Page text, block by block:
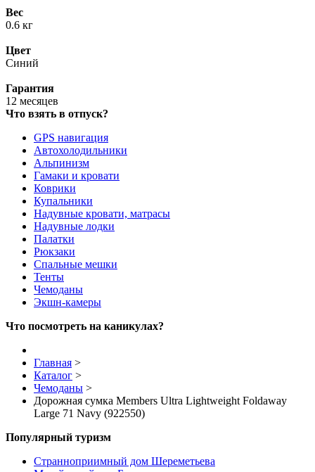
Вес
0.6 кг
Цвет
Синий
Гарантия
12 месяцев
Что взять в отпуск?
GPS навигация
Автохолодильники
Альпинизм
Гамаки и кровати
Коврики
Купальники
Надувные кровати, матрасы
Надувные лодки
Палатки
Рюкзаки
Спальные мешки
Тенты
Чемоданы
Экшн-камеры
Что посмотреть на каникулах?
Главная >
Каталог >
Чемоданы >
Дорожная сумка Members Ultra Lightweight Foldaway
Large 71 Navy (922550)
Популярный туризм
Странноприимный дом Шереметьева